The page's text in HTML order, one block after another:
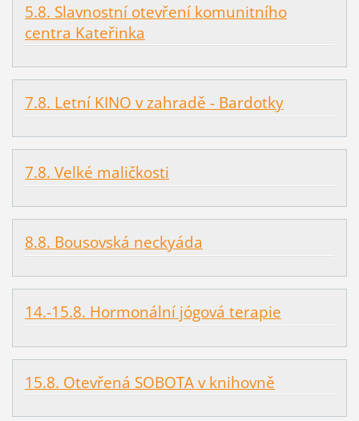
5.8. Slavnostní otevření komunitního
centra Kateřinka
7.8. Letní KINO v zahradě - Bardotky
7.8. Velké maličkosti
8.8. Bousovská neckyáda
14.-15.8. Hormonální jógová terapie
15.8. Otevřená SOBOTA v knihovně